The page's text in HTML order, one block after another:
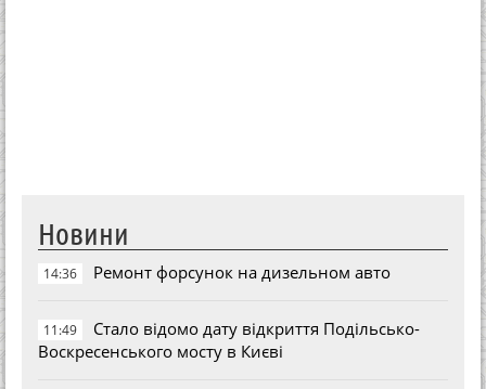
Новини
14:36 Ремонт форсунок на дизельном авто
11:49
Стало відомо дату відкриття Подільсько-
Воскресенського мосту в Києві